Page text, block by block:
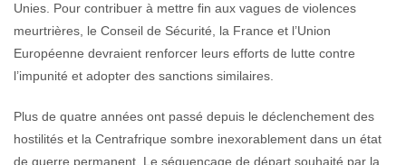
Unies. Pour contribuer à mettre fin aux vagues de violences
meurtrières, le Conseil de Sécurité, la France et l’Union
Européenne devraient renforcer leurs efforts de lutte contre
l’impunité et adopter des sanctions similaires.
Plus de quatre années ont passé depuis le déclenchement des
hostilités et la Centrafrique sombre inexorablement dans un état
de guerre permanent. Le séquençage de départ souhaité par la